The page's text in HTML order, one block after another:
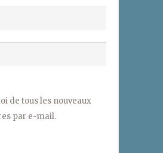
de tous les nouveaux
par e-mail.